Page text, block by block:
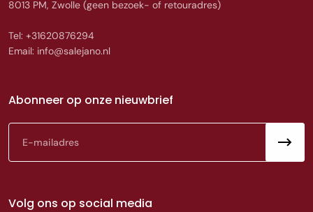
8013 PM, Zwolle (geen bezoek- of retouradres)
Tel: +31620876294
Email: info@salejano.nl
Abonneer op onze nieuwbrief
Volg ons op social media